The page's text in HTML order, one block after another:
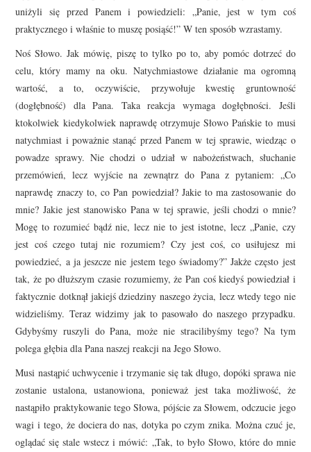
uniżyli się przed Panem i powiedzieli: „Panie, jest w tym coś
praktycznego i właśnie to muszę posiąść!” W ten sposób wzrastamy.
Noś Słowo. Jak mówię, piszę to tylko po to, aby pomóc dotrzeć do
celu, który mamy na oku. Natychmiastowe działanie ma ogromną
wartość, a to, oczywiście, przywołuje kwestię gruntowność
(dogłębność) dla Pana. Taka reakcja wymaga dogłębności. Jeśli
ktokolwiek kiedykolwiek naprawdę otrzymuje Słowo Pańskie to musi
natychmiast i poważnie stanąć przed Panem w tej sprawie, wiedząc o
powadze sprawy. Nie chodzi o udział w nabożeństwach, słuchanie
przemówień, lecz wyjście na zewnątrz do Pana z pytaniem: „Co
naprawdę znaczy to, co Pan powiedział? Jakie to ma zastosowanie do
mnie? Jakie jest stanowisko Pana w tej sprawie, jeśli chodzi o mnie?
Mogę to rozumieć bądź nie, lecz nie to jest istotne, lecz „Panie, czy
jest coś czego tutaj nie rozumiem? Czy jest coś, co usiłujesz mi
powiedzieć, a ja jeszcze nie jestem tego świadomy?” Jakże często jest
tak, że po dłuższym czasie rozumiemy, że Pan coś kiedyś powiedział i
faktycznie dotknął jakiejś dziedziny naszego życia, lecz wtedy tego nie
widzieliśmy. Teraz widzimy jak to pasowało do naszego przypadku.
Gdybyśmy ruszyli do Pana, może nie stracilibyśmy tego? Na tym
polega głębia dla Pana naszej reakcji na Jego Słowo.
Musi nastąpić uchwycenie i trzymanie się tak długo, dopóki sprawa nie
zostanie ustalona, ustanowiona, ponieważ jest taka możliwość, że
nastąpiło praktykowanie tego Słowa, pójście za Słowem, odczucie jego
wagi i tego, że dociera do nas, dotyka po czym znika. Można czuć je,
oglądać się stale wstecz i mówić: „Tak, to było Słowo, które do mnie